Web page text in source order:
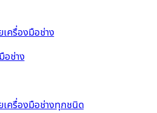
ครื่องมือช่าง
อช่าง
ครื่องมือช่างทุกชนิด